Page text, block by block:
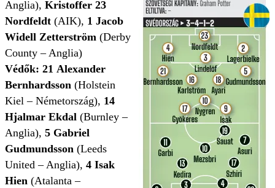
Anglia), Kristoffer 23
Nordfeldt (AIK), 1 Jacob
Widell Zetterström (Derby
County – Anglia)
Védők: 21 Alexander
Bernhardsson (Holstein
Kiel – Németország), 14
Hjalmar Ekdal (Burnley –
Anglia), 5 Gabriel
Gudmundsson (Leeds
United – Anglia), 4 Isak
Hien (Atalanta –